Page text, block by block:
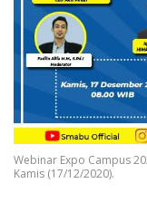
Webinar Expo Campus
Kamis (17/12/2020).